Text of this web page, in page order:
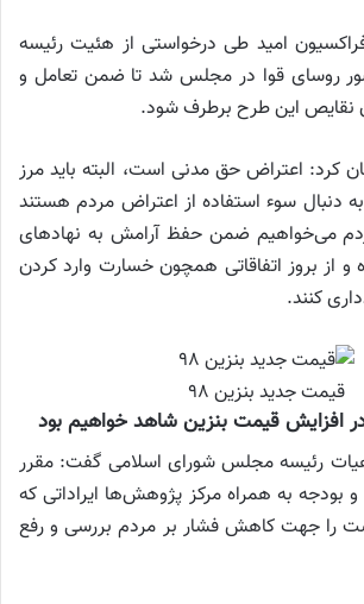
امید طی درخواستی از هئیت رئیسه
روسای قوا در مجلس شد تا ضمن تعامل و
نقایص این طرح برطرف شود.
کرد: اعتراض حق مدنی است، البته باید مرز
به دنبال سوء استفاده از اعتراض مردم هستند
می‌خواهیم ضمن حفظ آرامش به نهاد‌های
و از بروز اتفاقاتی همچون خسارت وارد کردن
کنند.
قیمت جدید بنزین ۹۸
افزایش قیمت بنزین شاهد خواهیم بود
رئیسه مجلس شورای اسلامی گفت: مقرر
بودجه به همراه مرکز پژوهش‌ها ایراداتی که
را جهت کاهش فشار بر مردم بررسی و رفع